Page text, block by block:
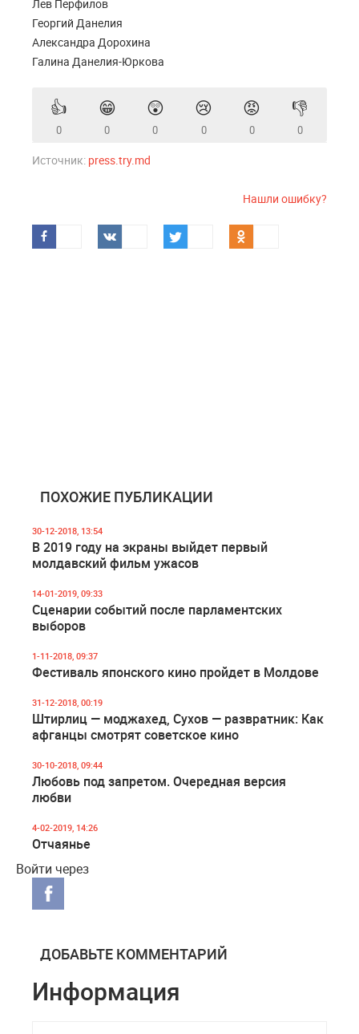
Лев Перфилов
Георгий Данелия
Александра Дорохина
Галина Данелия-Юркова
👍
0
😁
0
😲
0
😢
0
😡
0
👎
0
Источник: press.try.md
Нашли ошибку?
ПОХОЖИЕ ПУБЛИКАЦИИ
30-12-2018, 13:54
В 2019 году на экраны выйдет первый
молдавский фильм ужасов
14-01-2019, 09:33
Сценарии событий после парламентских
выборов
1-11-2018, 09:37
Фестиваль японского кино пройдет в Молдове
31-12-2018, 00:19
Штирлиц — моджахед, Сухов — развратник: Как
афганцы смотрят советское кино
30-10-2018, 09:44
Любовь под запретом. Очередная версия
любви
4-02-2019, 14:26
Отчаянье
Войти через
ДОБАВЬТЕ КОММЕНТАРИЙ
Информация